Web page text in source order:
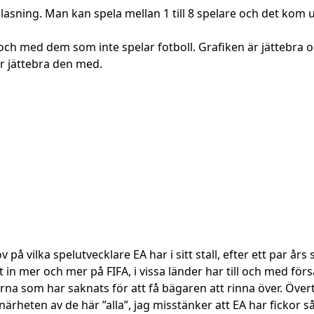
Man kan spela mellan 1 till 8 spelare och det kom
med dem som inte spelar fotboll. Grafiken är jättebra
jättebra den med.
på vilka spelutvecklare EA har i sitt stall, efter ett par
mer och mer på FIFA, i vissa länder har till och med
som har saknats för att få bägaren att rinna över.
av de här ”alla”, jag misstänker att EA har fickor